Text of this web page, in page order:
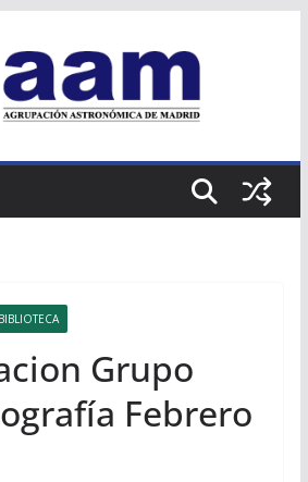
BIBLIOTECA
Grupo
Febrero